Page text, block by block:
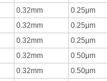
0.32mm 0.25μm
0.32mm 0.25μm
0.32mm 0.25μm
0.32mm 0.50μm
0.32mm 0.50μm